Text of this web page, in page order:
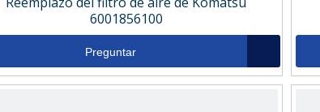
6001856100
Preguntar